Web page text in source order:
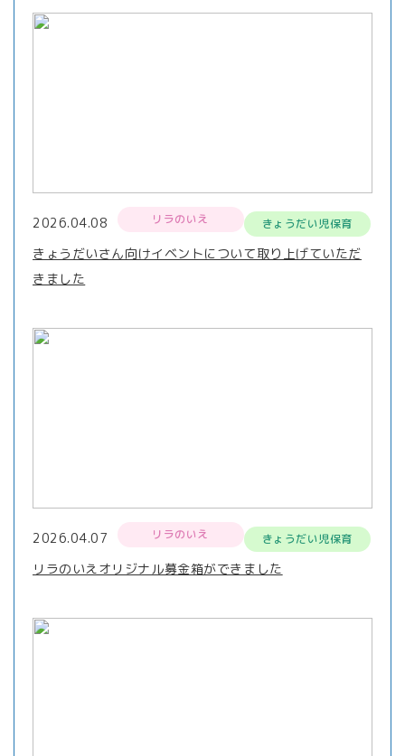
2026.04.08 リラのいえ きょうだい児保育
きょうだいさん向けイベントについて取り上げていただ
きました
2026.04.07 リラのいえ きょうだい児保育
リラのいえオリジナル募金箱ができました